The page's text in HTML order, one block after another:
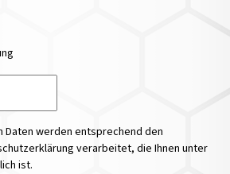
werden entsprechend den
verarbeitet, die Ihnen unter
ist.